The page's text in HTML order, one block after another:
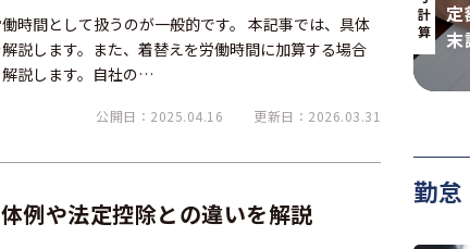
時間として扱うのが一般的です。 本記事では、具体
説します。また、着替えを労働時間に加算する場合
説します。自社の…
公開日：2025.04.16 更新日：2026.03.31
例や法定控除との違いを解説
計
算
定
末
勤